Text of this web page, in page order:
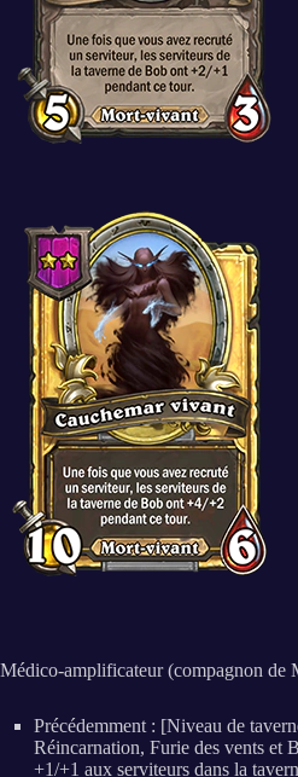
Médico-amplificateur (compagnon de
Précédemment : [Niveau de
Réincarnation, Furie des vents et
+1/+1 aux serviteurs dans la